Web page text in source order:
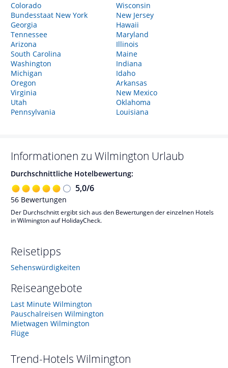
Colorado
Bundesstaat New York
Georgia
Tennessee
Arizona
South Carolina
Washington
Michigan
Oregon
Virginia
Utah
Pennsylvania
Wisconsin
New Jersey
Hawaii
Maryland
Illinois
Maine
Indiana
Idaho
Arkansas
New Mexico
Oklahoma
Louisiana
Informationen zu Wilmington Urlaub
Durchschnittliche Hotelbewertung:
5,0/6
56 Bewertungen
Der Durchschnitt ergibt sich aus den Bewertungen der einzelnen Hotels
in Wilmington auf HolidayCheck.
Reisetipps
Sehenswürdigkeiten
Reiseangebote
Last Minute Wilmington
Pauschalreisen Wilmington
Mietwagen Wilmington
Flüge
Trend-Hotels Wilmington